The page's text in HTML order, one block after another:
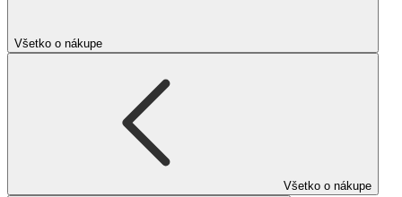
Všetko o nákupe
Všetko o nákupe